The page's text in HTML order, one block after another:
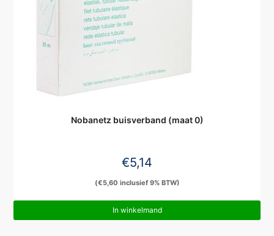
Nobanetz buisverband (maat 0)
€5,14
(€5,60 inclusief 9% BTW)
In winkelmand